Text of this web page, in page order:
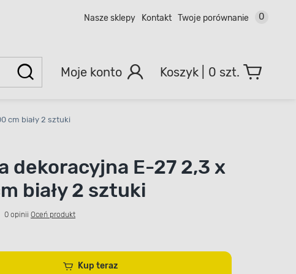
Nasze sklepy Kontakt Twoje porównanie 0
Moje konto 0 szt.
cm biały 2 sztuki
dekoracyjna E-27 2,3 x
biały 2 sztuki
0 opinii Oceń produkt
Kup teraz